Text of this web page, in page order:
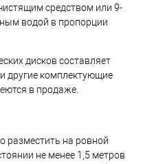
средством или 9-
водой в пропорции
дисков составляет
другие комплектующие
в продаже.
разместить на ровной
не менее 1,5 метров